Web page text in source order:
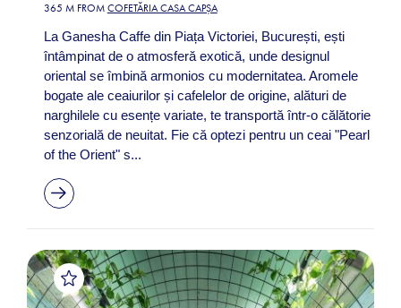
365 M FROM COFETĂRIA CASA CAPȘA
La Ganesha Caffe din Piața Victoriei, București, ești
întâmpinat de o atmosferă exotică, unde designul
oriental se îmbină armonios cu modernitatea. Aromele
bogate ale ceaiurilor și cafelelor de origine, alături de
narghilele cu esențe variate, te transportă într-o călătorie
senzorială de neuitat. Fie că optezi pentru un ceai "Pearl
of the Orient" s...